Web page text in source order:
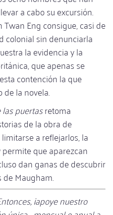
a cabo su excursión.
Twan Eng consigue, casi de
colonial sin denunciarla
la evidencia y la
que apenas se
contención la que
la novela.
puertasretoma
de la obra de
a reflejarlos, la
que aparezcan
dan ganas de descubrir
de Maugham.
¡apoye nuestro